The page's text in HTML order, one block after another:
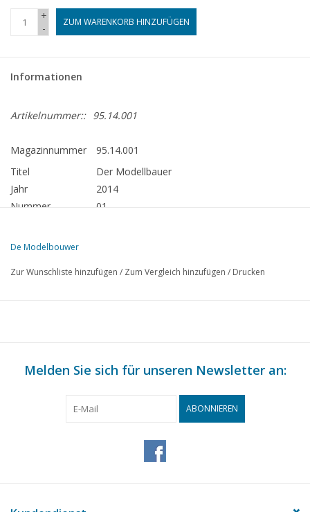
+
-
ZUM WARENKORB HINZUFÜGEN
Informationen
Artikelnummer:: 95.14.001
Magazinnummer
95.14.001
Titel
Der Modellbauer
Jahr
2014
Nummer
01
Diese Ausgabe von Der Modellbauer ist ausschließlich digital (als
De Modelbouwer
Zur Wunschliste hinzufügen / Zum Vergleich hinzufügen / Drucken
Melden Sie sich für unseren Newsletter an:
ABONNIEREN